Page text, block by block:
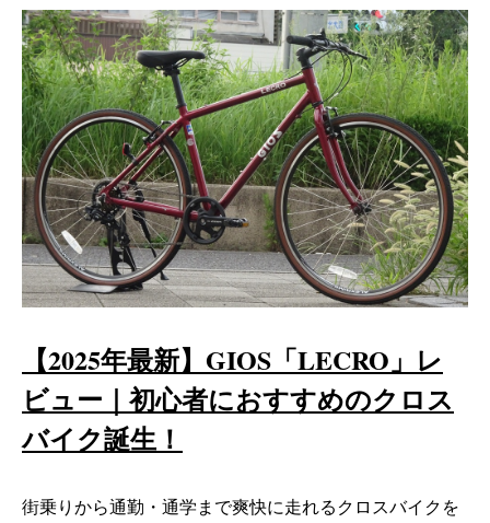
【2025年最新】GIOS「LECRO」レ
ビュー｜初心者におすすめのクロス
バイク誕生！
街乗りから通勤・通学まで爽快に走れるクロスバイクを